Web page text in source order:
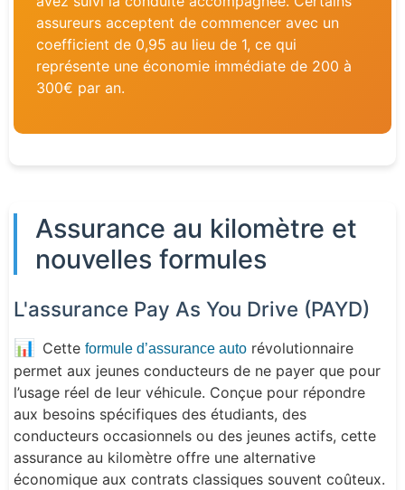
assureurs acceptent de commencer avec un
coefficient de 0,95 au lieu de 1, ce qui
représente une économie immédiate de 200 à
300€ par an.
Assurance au kilomètre et
nouvelles formules
L'assurance Pay As You Drive (PAYD)
📊 Cette formule d’assurance auto révolutionnaire
permet aux jeunes conducteurs de ne payer que pour
l’usage réel de leur véhicule. Conçue pour répondre
aux besoins spécifiques des étudiants, des
conducteurs occasionnels ou des jeunes actifs, cette
assurance au kilomètre offre une alternative
économique aux contrats classiques souvent coûteux.